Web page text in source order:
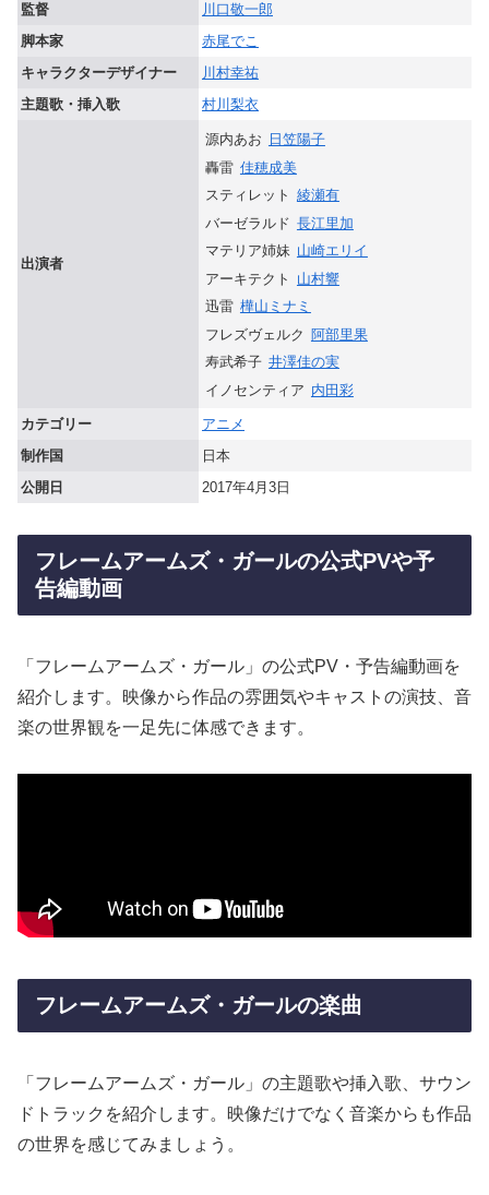
監督
川口敬一郎
脚本家
赤尾でこ
キャラクターデザイナー
川村幸祐
主題歌・挿入歌
村川梨衣
出演者
源内あお
日笠陽子
轟雷 佳穂成美
スティレット 綾瀬有
バーゼラルド 長江里加
マテリア姉妹 山崎エリイ
アーキテクト
山村響
迅雷 樺山ミナミ
フレズヴェルク 阿部里果
寿武希子 井澤佳の実
イノセンティア 内田彩
カテゴリー
アニメ
制作国
日本
公開日
2017年4月3日
フレームアームズ・ガールの公式PVや予
告編動画
「フレームアームズ・ガール」の公式PV・予告編動画を
紹介します。映像から作品の雰囲気やキャストの演技、音
楽の世界観を一足先に体感できます。
フレームアームズ・ガールの楽曲
「フレームアームズ・ガール」の主題歌や挿入歌、サウン
ドトラックを紹介します。映像だけでなく音楽からも作品
の世界を感じてみましょう。